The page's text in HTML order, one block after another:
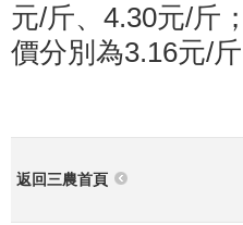
元/斤、4.30元/斤
價分別為3.16元/
返回三農首頁